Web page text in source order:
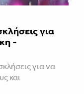
για
-
για να
και